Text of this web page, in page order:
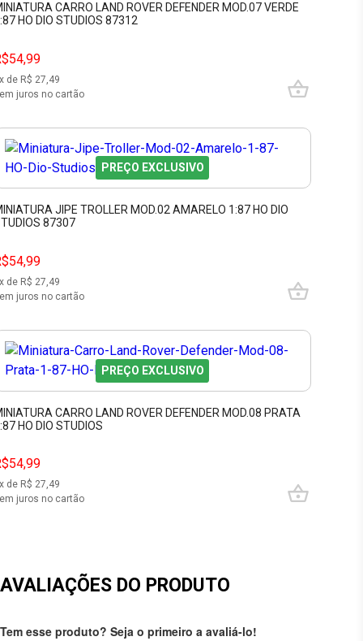
CARRO LAND ROVER DEFENDER MOD.07 VERDE
HO DIO STUDIOS 87312
x de R$ 27,49
juros no cartão
PREÇO EXCLUSIVO
JIPE TROLLER MOD.02 AMARELO 1:87 HO DIO
87307
x de R$ 27,49
juros no cartão
PREÇO EXCLUSIVO
CARRO LAND ROVER DEFENDER MOD.08 PRATA
HO DIO STUDIOS
x de R$ 27,49
juros no cartão
AVALIAÇÕES DO PRODUTO
Tem esse produto? Seja o primeiro a avaliá-lo!